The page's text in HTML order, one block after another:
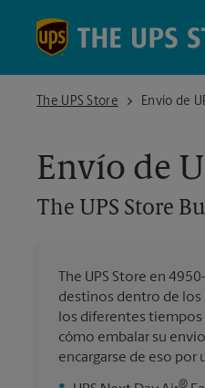
The UPS Store
The UPS Store Buckingham
Envío de
Envío de
The UPS Store
The UPS Store en
destinos dentro de los
los diferentes tiempos
cómo embalar su
encargarse de eso por
®